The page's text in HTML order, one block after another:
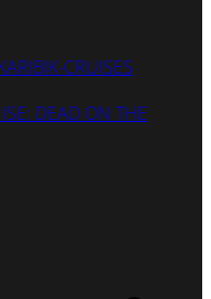
CRUISES
DEAD ON THE